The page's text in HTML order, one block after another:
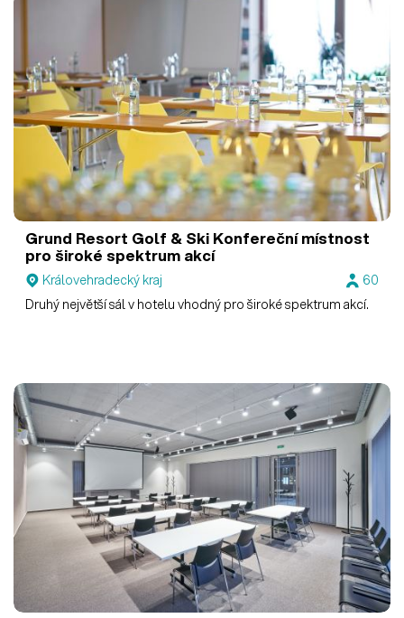
Grund Resort Golf & Ski Konfereční místnost
pro široké spektrum akcí
Královehradecký kraj
60
Druhý největší sál v hotelu vhodný pro široké spektrum akcí.